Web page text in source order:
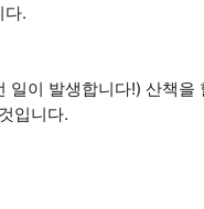
다.
이 발생합니다!) 산책
입니다.